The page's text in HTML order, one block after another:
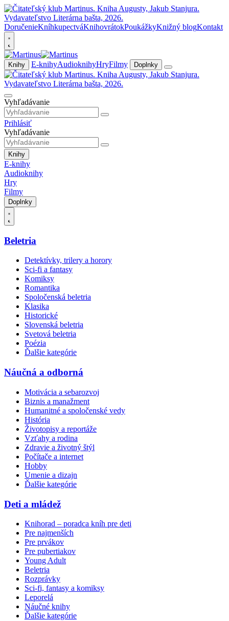
DoručenieKníhkupectváKnihovrátokPoukážkyKnižný blogKontakt
Knihy E-knihyAudioknihyHryFilmy Doplnky
Vyhľadávanie
Prihlásiť
Vyhľadávanie
Knihy
E-knihy
Audioknihy
Hry
Filmy
Doplnky
Beletria
Detektívky, trilery a horory
Sci-fi a fantasy
Komiksy
Romantika
Spoločenská beletria
Klasika
Historické
Slovenská beletria
Svetová beletria
Poézia
Ďalšie kategórie
Náučná a odborná
Motivácia a sebarozvoj
Biznis a manažment
Humanitné a spoločenské vedy
História
Životopisy a reportáže
Vzťahy a rodina
Zdravie a životný štýl
Počítače a internet
Hobby
Umenie a dizajn
Ďalšie kategórie
Deti a mládež
Knihorad – poradca kníh pre deti
Pre najmenších
Pre prvákov
Pre pubertiakov
Young Adult
Beletria
Rozprávky
Sci-fi, fantasy a komiksy
Leporelá
Náučné knihy
Ďalšie kategórie